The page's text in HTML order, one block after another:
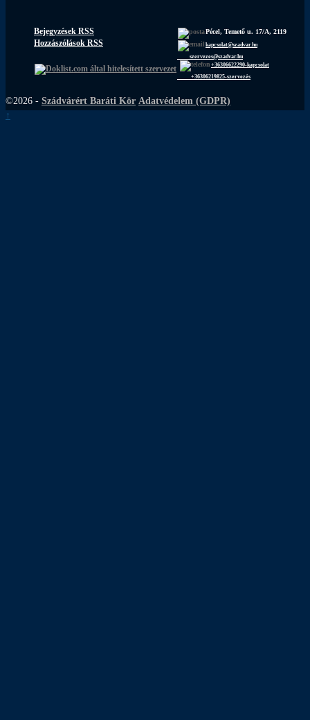
Bejegyzések RSS
Hozzászólások RSS
Pécel, Temető u. 17/A, 2119
kapcsolat@szadvar.hu
szervezes@szadvar.hu
+36306622290-kapcsolat
+36306219825-szervezés
©2026 - Szádvárért Baráti Kör Adatvédelem (GDPR)
↑